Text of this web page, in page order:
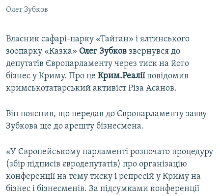
ІНФОГРАФІКА
ДОЛУЧАЙСЯ!
Усі сайти RFE/RL
Олег Зубков
Власник сафарі-парку «Тайган» і ялтинського
зоопарку «Казка» Олег Зубков звернувся до
депутатів Європарламенту через тиск на його
бізнес у Криму. Про це Крим.Реаліїповідомив
кримськотатарський активіст Різа Асанов.
Він пояснив, що передав до Європарламенту заяву
Зубкова ще до арешту бізнесмена.
«У Європейському парламенті розпочато процедуру
(збір підписів євродепутатів) про організацію
конференції на тему тиску і репресій у Криму на
бізнес і бізнесменів. За підсумками конференції